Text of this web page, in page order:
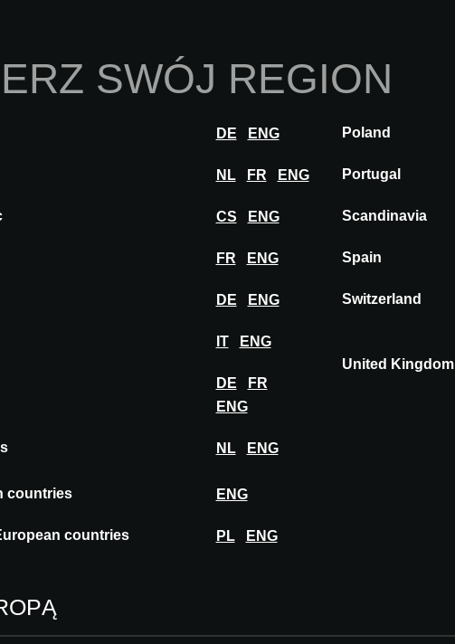
SWÓJ REGION
DE ENG
NL FR ENG
CS ENG
FR ENG
DE ENG
IT ENG
DE
FR
ENG
NL ENG
Poland
Portugal
Scandinavia
Spain
Switzerland
United Kingdom
countries ENG
countries PL ENG
Innowacje Inspiracje Odwiedź Weź udział